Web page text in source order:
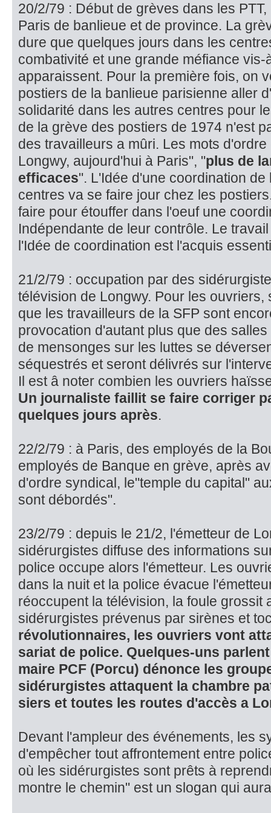
20/2/79 : Début de grèves dans les
Paris de banlieue et de province. La
du­re que quelques jours dans les
combativité et une grande mé­fiance
apparaissent. Pour la première fois, on
postiers de la banlieue parisienne aller
solidarité dans les autres centres pour
de la grève des postiers de 1974 n'est
des travailleurs a mûri. Les mots
Longwy, aujourd'hui à Paris", "plus de
efficaces". L'Idée d'une coordination
centres va se faire jour chez les
faire pour étouffer dans l'oeuf une
Indépendante de leur contrôle. Le
l'Idée de coordination est l'acquis
21/2/79 : occupation par des
télévision de Longwy. Pour les
que les travailleurs de la SFP sont
provocation d'autant plus que des
de mensonges sur les luttes se
séquestrés et seront délivrés sur
Il est â noter combien les ouvriers
Un journaliste faillit se faire corriger
quelques jours après.
22/2/79 : à Paris, des employés de la
employés de Banque en grève, après
d'ordre syndi­cal, le"temple du capital"
sont débordés".
23/2/79 : depuis le 21/2, l'émetteur de
sidérurgistes diffuse des infor­mations
police occupe alors l'émetteur. Les
dans la nuit et la police évacue
réoccupent la télévision, la foule grossit
sidérurgistes prévenus par sirènes et
révolutionnaires, les ouvriers vont
sariat de police. Quelques-uns
maire PCF (Porcu) dénonce les
sidérurgistes at­taquent la chambre
siers et toutes les routes d'accès a
Devant l'ampleur des événements, les
d'empêcher tout affrontement en­tre
où les si­dérurgistes sont prêts à
montre le chemin" est un slogan qui